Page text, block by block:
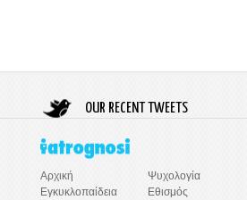
OUR RECENT TWEETS
Αρχική
Εγκυκλοπαίδεια
Ψυχολογία
Εθισμός